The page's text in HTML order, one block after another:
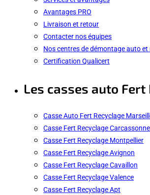
Avantages PRO
Livraison et retour
Contacter nos équipes
Nos centres de démontage auto
Certification Qualicert
Les casses auto Fert
Casse Auto Fert Recyclage
Casse Fert Recyclage Carcassonne
Casse Fert Recyclage Montpellier
Casse Fert Recyclage Avignon
Casse Fert Recyclage Cavaillon
Casse Fert Recyclage Valence
Casse Fert Recyclage Apt